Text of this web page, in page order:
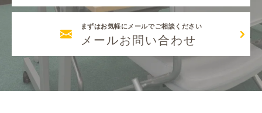
まずはお気軽にメールでご相談ください
メールお問い合わせ